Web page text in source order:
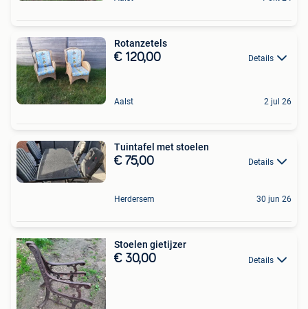
Rotanzetels
€ 120,00 Details
Aalst 2 jul 26
Tuintafel met stoelen
€ 75,00 Details
Herdersem 30 jun 26
Stoelen gietijzer
€ 30,00 Details